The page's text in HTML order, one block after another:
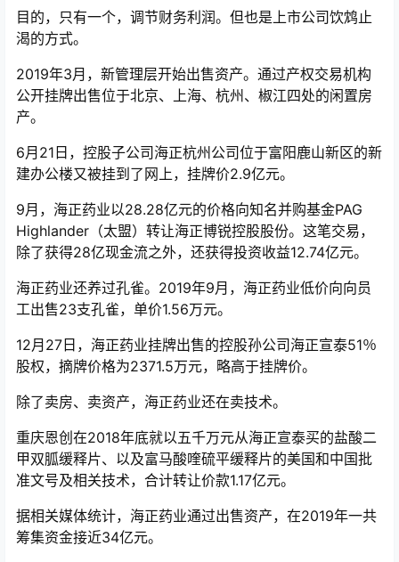
目的，只有一个，调节财务利润。但也是上市公司饮鸩止
渴的方式。
2019年3月，新管理层开始出售资产。通过产权交易机构
公开挂牌出售位于北京、上海、杭州、椒江四处的闲置房
产。
6月21日，控股子公司海正杭州公司位于富阳鹿山新区的新
建办公楼又被挂到了网上，挂牌价2.9亿元。
9月，海正药业以28.28亿元的价格向知名并购基金PAG
Highlander（太盟）转让海正博锐控股股份。这笔交易，
除了获得28亿现金流之外，还获得投资收益12.74亿元。
海正药业还养过孔雀。2019年9月，海正药业低价向向员
工出售23支孔雀，单价1.56万元。
12月27日，海正药业挂牌出售的控股孙公司海正宣泰51％
股权，摘牌价格为2371.5万元，略高于挂牌价。
除了卖房、卖资产，海正药业还在卖技术。
重庆恩创在2018年底就以五千万元从海正宣泰买的盐酸二
甲双胍缓释片、以及富马酸喹硫平缓释片的美国和中国批
准文号及相关技术，合计转让价款1.17亿元。
据相关媒体统计，海正药业通过出售资产，在2019年一共
筹集资金接近34亿元。